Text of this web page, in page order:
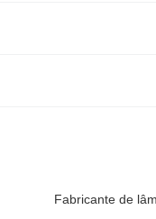
Fabricante de